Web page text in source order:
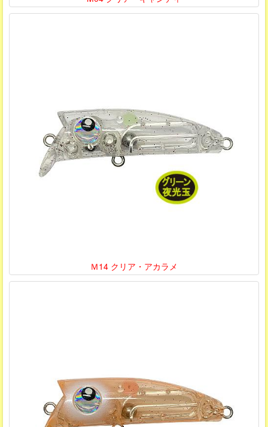
Ｍ14 クリア・アカラメ